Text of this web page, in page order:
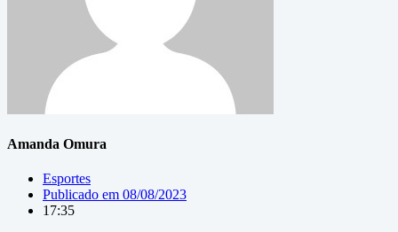
Amanda Omura
Esportes
Publicado em 08/08/2023
17:35